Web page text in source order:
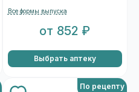
Все формы выпуска
от 852 ₽
Выбрать аптеку
По рецепту